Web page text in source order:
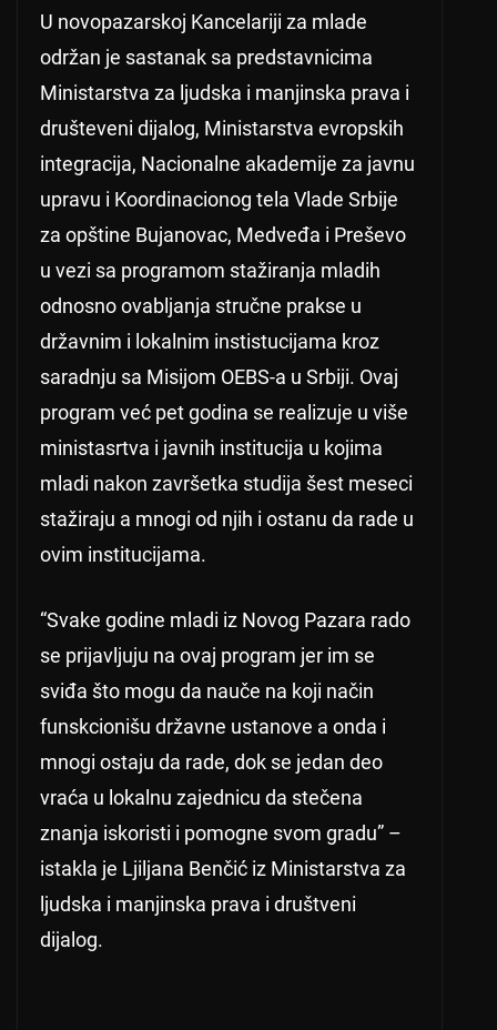
U novopazarskoj Kancelariji za mlade
održan je sastanak sa predstavnicima
Ministarstva za ljudska i manjinska prava i
društeveni dijalog, Ministarstva evropskih
integracija, Nacionalne akademije za javnu
upravu i Koordinacionog tela Vlade Srbije
za opštine Bujanovac, Medveđa i Preševo
u vezi sa programom stažiranja mladih
odnosno ovabljanja stručne prakse u
državnim i lokalnim instistucijama kroz
saradnju sa Misijom OEBS-a u Srbiji. Ovaj
program već pet godina se realizuje u više
ministasrtva i javnih institucija u kojima
mladi nakon završetka studija šest meseci
stažiraju a mnogi od njih i ostanu da rade u
ovim institucijama.
“Svake godine mladi iz Novog Pazara rado
se prijavljuju na ovaj program jer im se
sviđa što mogu da nauče na koji način
funskcionišu državne ustanove a onda i
mnogi ostaju da rade, dok se jedan deo
vraća u lokalnu zajednicu da stečena
znanja iskoristi i pomogne svom gradu” –
istakla je Ljiljana Benčić iz Ministarstva za
ljudska i manjinska prava i društveni
dijalog.